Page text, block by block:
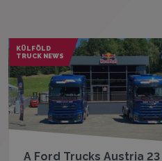
KÜLFÖLD
TRUCK NEWS
A Ford Trucks Austria 23